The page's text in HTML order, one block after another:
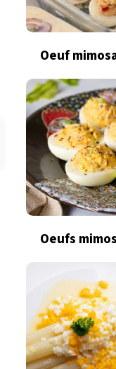
Oeuf
Oeufs